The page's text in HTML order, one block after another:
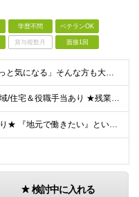
学歴不問 ベテランOK
賞与複数月 面接1回
★「IT業界、ちょっと気になる」そんな方も大歓迎！ ■学歴不問 ■未経験・第二新卒歓迎 ■知識・経験はこれから身につけていければOK！ □■ステップアップ■□ 社内システム開発やインフラ構築などジャ
★通勤＆就業＆地域/住宅＆役職手当あり ★残業代は全額支給 ★選べる給与制度あり！ ■東京・神奈川・千葉・埼玉勤務の場合 月給24.5万円～55万円＋諸手当 （残業代は全額支給） (20,000円の
★リモート実績あり★ 『地元で働きたい』という希望に、業界トップクラス約7,000件の取引事業所数、90,000件以上のプロジェクトから検討をいたします。 全国の取引先での就業となります（沖縄を除
検討中に入れる